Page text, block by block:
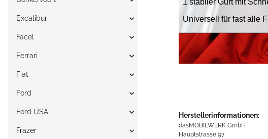
Herstellerinformationen:
dasMOBILWERK GmbH
Hauptstrasse 97
Excalibur
Facel
Ferrari
Fiat
Ford
Ford USA
Frazer